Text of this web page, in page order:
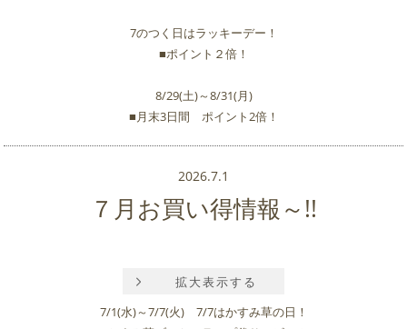
7のつく日はラッキーデー！
■ポイント２倍！
8/29(土)～8/31(月)
■月末3日間 ポイント2倍！
2026.7.1
７月お買い得情報～!!
拡大表示する
7/1(水)～7/7(火) 7/7はかすみ草の日！